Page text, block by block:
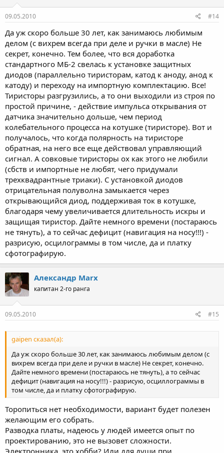
09.05.2010 #14
Да уж скоро больше 30 лет, как занимаюсь любимым
делом (с вихрем всегда при деле и ручки в масле) Не
секрет, конечно. Тем более, что вся доработка
стандартного МБ-2 свелась к установке защитных
диодов (параллельно тиристорам, катод к аноду, анод к
катоду) и переходу на импортную комплектацию. Все!
Тиристоры разгрузились, а то они выходили из строя по
простой причине, - действие импульса открывания от
датчика значительно дольше, чем период
колебательного процесса на котушке (тиристоре). Вот и
получалось, что когда полярность на тиристоре
обратная, на него все еще действовал управляющий
сигнал. А совковые тиристоры ох как этого не любили
(сбств и импортные не любят, чего придумали
трехквадрантные триаки). С установкой диодов
отрицательная полуволна замыкается через
открывающийся диод, поддерживая ток в котушке,
благодаря чему увеличивается длительность искры и
защищая тиристор. Дайте немного времени (постараюсь
не тянуть), а то сейчас дефицит (навигация на носу!!!) -
разрисую, осцилограммы в том числе, да и платку
сфотографирую.
Александр Marx
капитан 2-го ранга
09.05.2010 #15
gaipen сказал(а):
Да уж скоро больше 30 лет, как занимаюсь любимым делом (с
вихрем всегда при деле и ручки в масле) Не секрет, конечно.
Дайте немного времени (постараюсь не тянуть), а то сейчас
дефицит (навигация на носу!!!) - разрисую, осциллограммы в
том числе, да и платку сфотографирую.
Торопиться нет необходимости, вариант будет полезен
желающим его собрать.
Разводка платы, надеюсь у людей имеется опыт по
проектированию, это не вызовет сложности.
Электронника, это хобби? Или для души при